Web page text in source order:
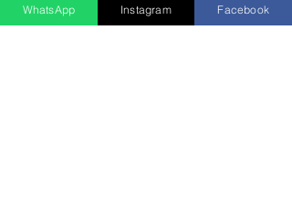
funcionários.
Notícias
WhatsApp Instagram Facebook